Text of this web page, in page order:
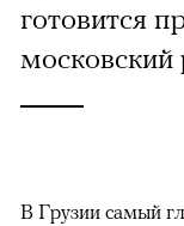
готовится
московский
В Грузии самый